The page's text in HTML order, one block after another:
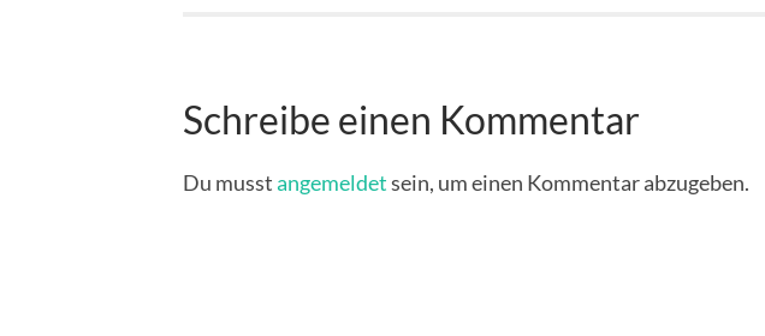
Schreibe einen Kommentar
Du musstangemeldetsein, um einen Kommentar abzugeben.